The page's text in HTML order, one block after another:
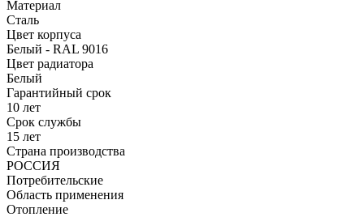
Материал
Сталь
Цвет корпуса
Белый - RAL 9016
Цвет радиатора
Белый
Гарантийный срок
10 лет
Срок службы
15 лет
Страна производства
РОССИЯ
Потребительские
Область применения
Отопление